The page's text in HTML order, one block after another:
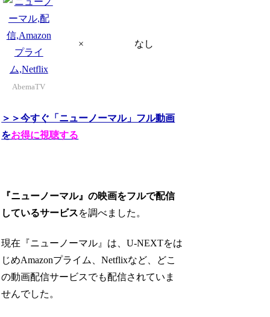
AbemaTV
× なし
＞＞今すぐ「ニューノーマル」フル動画
をお得に視聴する
『ニューノーマル』の映画をフルで配信
しているサービスを調べました。
現在『ニューノーマル』は、U-NEXTをは
じめAmazonプライム、Netflixなど、どこ
の動画配信サービスでも配信されていま
せんでした。